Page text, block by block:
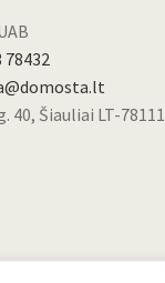
78432
40, Šiauliai LT-78111